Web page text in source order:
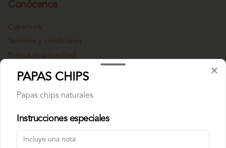
Conócenos
Cobertura
Términos y condiciones
Política de privacidad
Redes sociales
Instagram
PAPAS CHIPS
Papas chips naturales
Instrucciones especiales